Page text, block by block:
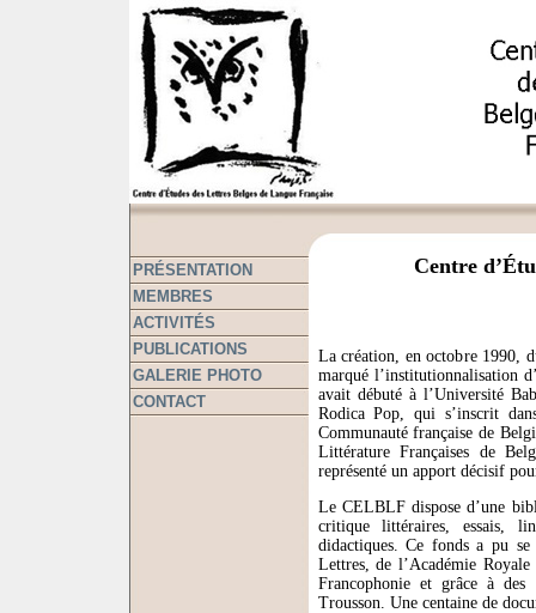
PRÉSENTATION
MEMBRES
ACTIVITÉS
PUBLICATIONS
GALERIE PHOTO
CONTACT
Centre
La création, en octobre 1990,
marqué l’institutionnalisation
avait débuté à l’Université
Rodica Pop, qui s’inscrit
Communauté française de
Littérature Françaises de
représenté un apport décisif
Le CELBLF dispose d’une
critique littéraires, essais,
didactiques. Ce fonds a pu
Lettres, de l’Académie
Francophonie et grâce à
Trousson. Une centaine de